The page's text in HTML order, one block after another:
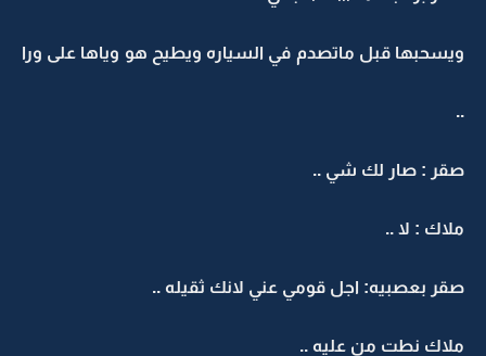
ويسحبها قبل ماتصدم في السياره ويطيح هو وياها على ورا
..
صقر : صار لك شي ..
ملاك : لا ..
صقر بعصبيه: اجل قومي عني لانك ثقيله ..
ملاك نطت من عليه ..